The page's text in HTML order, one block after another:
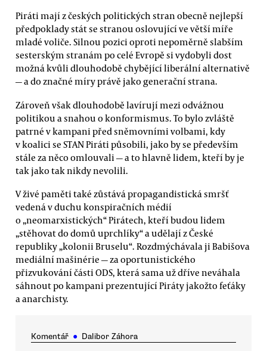
Piráti mají z českých politických stran obecně nejlepší
předpoklady stát se stranou oslovující ve větší míře
mladé voliče. Silnou pozici oproti nepoměrně slabším
sesterským stranám po celé Evropě si vydobyli dost
možná kvůli dlouhodobě chybějící liberální alternativě
— a do značné míry právě jako generační strana.
Zároveň však dlouhodobě lavírují mezi odvážnou
politikou a snahou o konformismus. To bylo zvláště
patrné v kampani před sněmovními volbami, kdy
v koalici se STAN Piráti působili, jako by se především
stále za něco omlouvali — a to hlavně lidem, kteří by je
tak jako tak nikdy nevolili.
V živé paměti také zůstává propagandistická smršť
vedená v duchu konspiračních médií
o „neomarxistických“ Pirátech, kteří budou lidem
„stěhovat do domů uprchlíky“ a udělají z České
republiky „kolonii Bruselu“. Rozdmýchávala ji Babišova
mediální mašinérie — za oportunistického
přizvukování části ODS, která sama už dříve neváhala
sáhnout po kampani prezentující Piráty jakožto feťáky
a anarchisty.
Komentář ● Dalibor Záhora